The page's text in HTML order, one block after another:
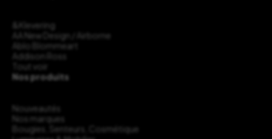
&Klevering
AA New Design / Airborne
Ablo Blommeart
Addison Ross
Tout voir
Nos produits
Nouveautés
Nos marques
Bougies, Senteurs, Cosmétique